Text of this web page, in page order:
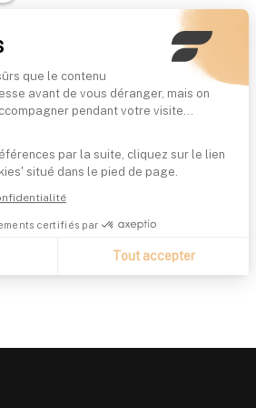
que le contenu
avant de vous déranger, mais on
pendant votre visite...
par la suite, cliquez sur le lien
situé dans le pied de page.
certifiés par
Tout accepter
permet d'adapter et de gérer vos